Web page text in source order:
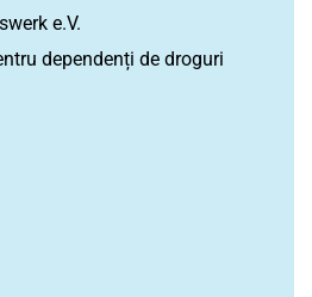
e.V.
dependenți de droguri